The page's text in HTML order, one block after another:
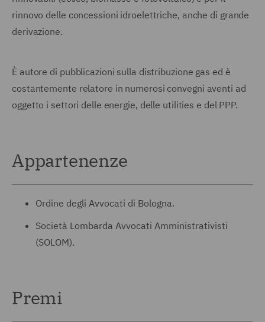
rinnovo delle concessioni idroelettriche, anche di grande
derivazione.
È autore di pubblicazioni sulla distribuzione gas ed è
costantemente relatore in numerosi convegni aventi ad
oggetto i settori delle energie, delle utilities e del PPP.
Appartenenze
Ordine degli Avvocati di Bologna.
Società Lombarda Avvocati Amministrativisti
(SOLOM).
Premi